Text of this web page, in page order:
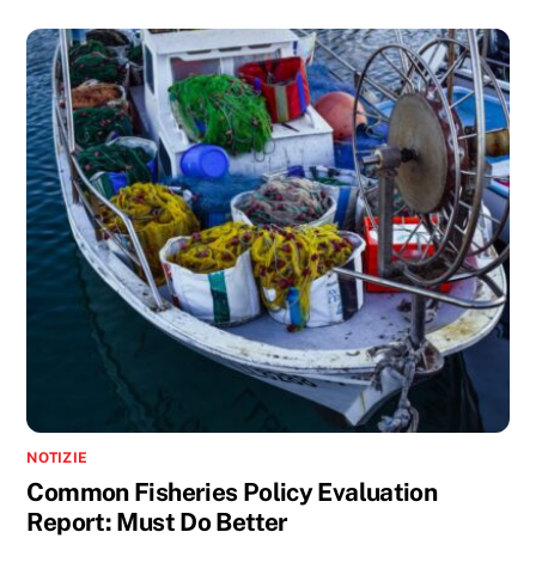
NOTIZIE
Common Fisheries Policy Evaluation
Report: Must Do Better